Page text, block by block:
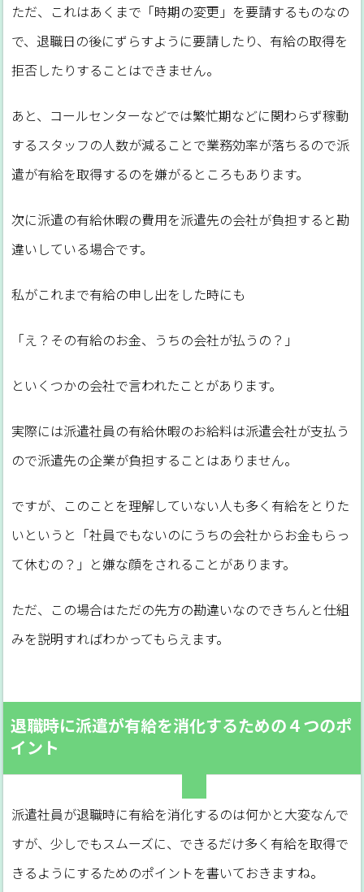
ただ、これはあくまで「時期の変更」を要請するものなの
で、退職日の後にずらすように要請したり、有給の取得を
拒否したりすることはできません。
あと、コールセンターなどでは繁忙期などに関わらず稼動
するスタッフの人数が減ることで業務効率が落ちるので派
遣が有給を取得するのを嫌がるところもあります。
次に派遣の有給休暇の費用を派遣先の会社が負担すると勘
違いしている場合です。
私がこれまで有給の申し出をした時にも
「え？その有給のお金、うちの会社が払うの？」
といくつかの会社で言われたことがあります。
実際には派遣社員の有給休暇のお給料は派遣会社が支払う
ので派遣先の企業が負担することはありません。
ですが、このことを理解していない人も多く有給をとりた
いというと「社員でもないのにうちの会社からお金もらっ
て休むの？」と嫌な顔をされることがあります。
ただ、この場合はただの先方の勘違いなのできちんと仕組
みを説明すればわかってもらえます。
退職時に派遣が有給を消化するための４つのポ
イント
派遣社員が退職時に有給を消化するのは何かと大変なんで
すが、少しでもスムーズに、できるだけ多く有給を取得で
きるようにするためのポイントを書いておきますね。